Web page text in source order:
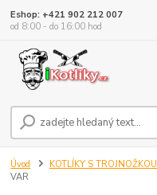
Eshop: +421 902 212 007
od 8:00 - do 16:00 hod
Úvod KOTLÍKY S TROJNOŽKOU
VAR